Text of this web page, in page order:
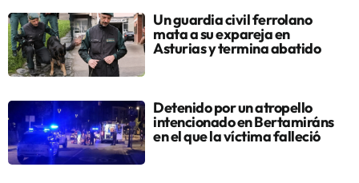
Un guardia civil ferrolano
mata a su expareja en
Asturias y termina abatido
Detenido por un atropello
intencionado en Bertamiráns
en el que la víctima falleció